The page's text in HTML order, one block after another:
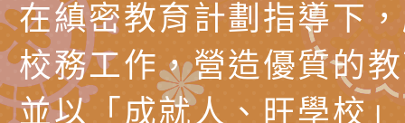
庭支持與分享系列講
場線上座談會」活動
安全宣導標語播放表
宣導影像素材
檢送行政院新聞傳播
月份公共服務政策溝
檢送桃園市立慈文國
在縝密教育計劃指導下
校務工作，營造優質的
並以「成就人、旺學校